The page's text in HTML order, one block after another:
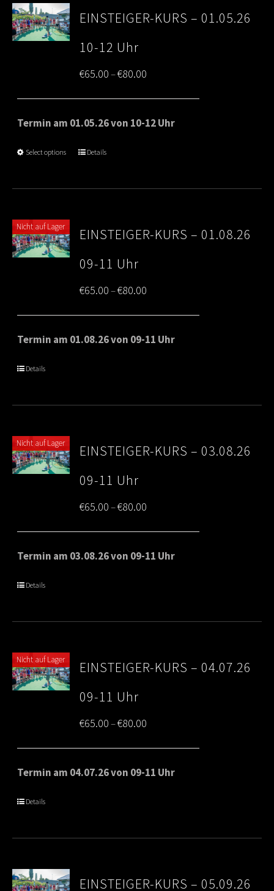
EINSTEIGER-KURS – 01.05.26
10-12 Uhr
€65.00–€80.00
range:
€65.00
Termin am 01.05.26 von 10-12 Uhr
Select options Details
Nicht auf Lager
EINSTEIGER-KURS – 01.08.26
09-11 Uhr
€65.00–€80.00
range:
€65.00
Termin am 01.08.26 von 09-11 Uhr
Details
Nicht auf Lager
EINSTEIGER-KURS – 03.08.26
09-11 Uhr
€65.00–€80.00
range:
€65.00
Termin am 03.08.26 von 09-11 Uhr
Details
Nicht auf Lager
EINSTEIGER-KURS – 04.07.26
09-11 Uhr
€65.00–€80.00
range:
€65.00
Termin am 04.07.26 von 09-11 Uhr
Details
EINSTEIGER-KURS – 05.09.26